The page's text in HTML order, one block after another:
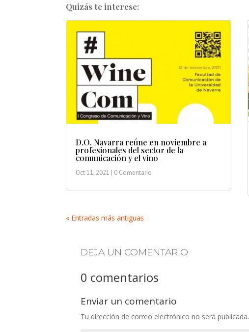
Quizás te interese:
D.O. Navarra reúne en noviembre a
profesionales del sector de la
comunicación y el vino
Oct 11, 2021 | 0 Comentario
« Entradas más antiguas
DEJA UN COMENTARIO
0 comentarios
Enviar un comentario
Tu dirección de correo electrónico no será publicada.